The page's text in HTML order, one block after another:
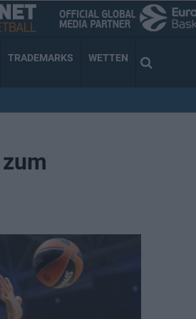
TRADEMARKS WETTEN